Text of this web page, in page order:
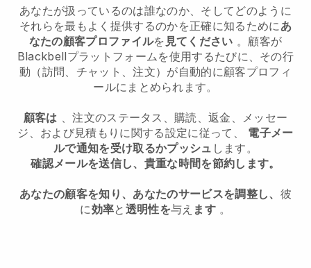
あなたが扱っているのは誰なのか、そしてどのように
それらを最もよく提供するのかを正確に知るためにあ
なたの顧客プロファイルを 見てください 。顧客が
Blackbellプラットフォームを使用するたびに、その行
動（訪問、チャット、注文）が自動的に顧客プロフィ
ールにまとめられます。
顧客は 、注文のステータス、購読、返金、メッセー
ジ、および見積もりに関する設定に従って、 電子メー
ルで通知を受け取るかプッシュ します。
確認メールを送信し、貴重な時間を節約します。
あなたの顧客を知り、あなたのサービスを調整し、 彼
に効率と 透明性を与え ます 。